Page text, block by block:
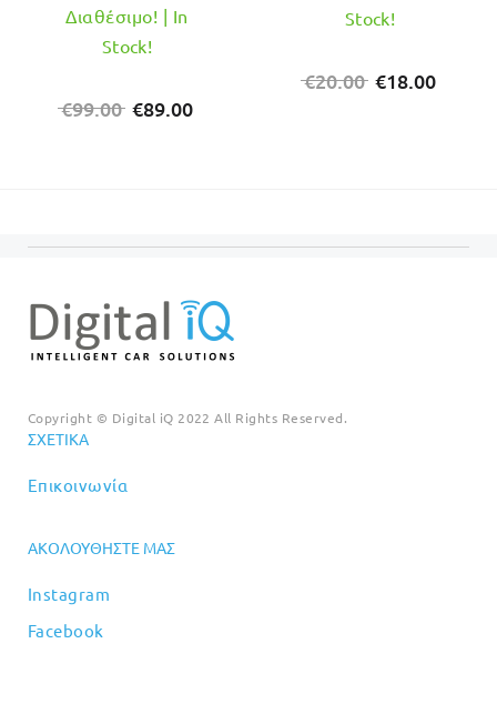
€99.00 Original
€89.00
Διαθέσιμο! | In
Stock!
€20.00 Original
€18.00
Stock!
Copyright © Digital iQ 2022 All Rights Reserved.
ΣΧΕΤΙΚΆ
Επικοινωνία
ΑΚΟΛΟΥΘΉΣΤΕ ΜΑΣ
Instagram
Facebook